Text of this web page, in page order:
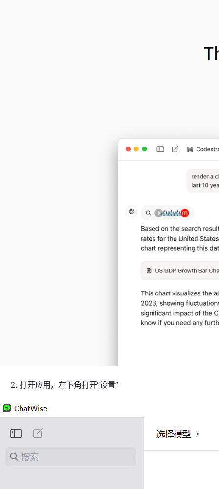
打开应用，左下角打开“设置”